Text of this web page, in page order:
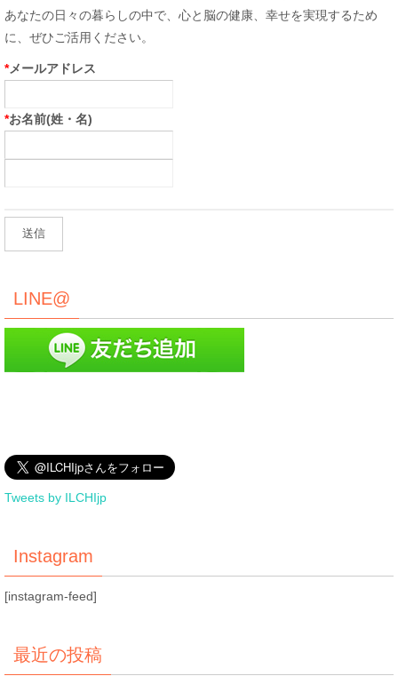
あなたの日々の暮らしの中で、心と脳の健康、幸せを実現するため
に、ぜひご活用ください。
*メールアドレス
*お名前(姓・名)
LINE@
Tweets by ILCHIjp
Instagram
[instagram-feed]
最近の投稿